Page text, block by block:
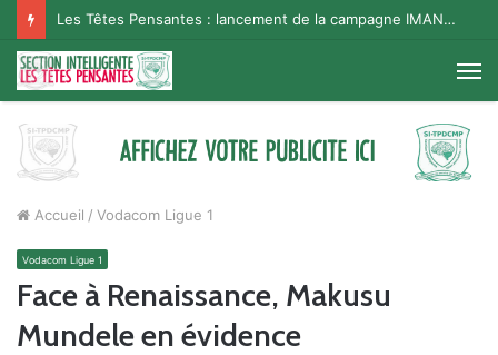
Les Têtes Pensantes : lancement de la campagne IMANA na BISO, Supporter Telema
Accueil / Vodacom Ligue 1
Vodacom Ligue 1
Face à Renaissance, Makusu
Mundele en évidence